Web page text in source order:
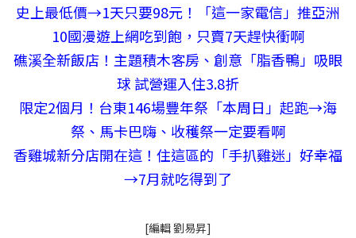
史上最低價→1天只要98元！「這一家電信」推亞洲
10國漫遊上網吃到飽，只賣7天趕快衝啊
礁溪全新飯店！主題積木客房、創意「脂香鴨」吸眼
球 試營運入住3.8折
限定2個月！台東146場豐年祭「本周日」起跑→海
祭、馬卡巴嗨、收穫祭一定要看啊
香雞城新分店開在這！住這區的「手扒雞迷」好幸福
→7月就吃得到了
[編輯 劉易昇]